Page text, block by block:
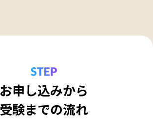
お申し込みから
受験までの流れ